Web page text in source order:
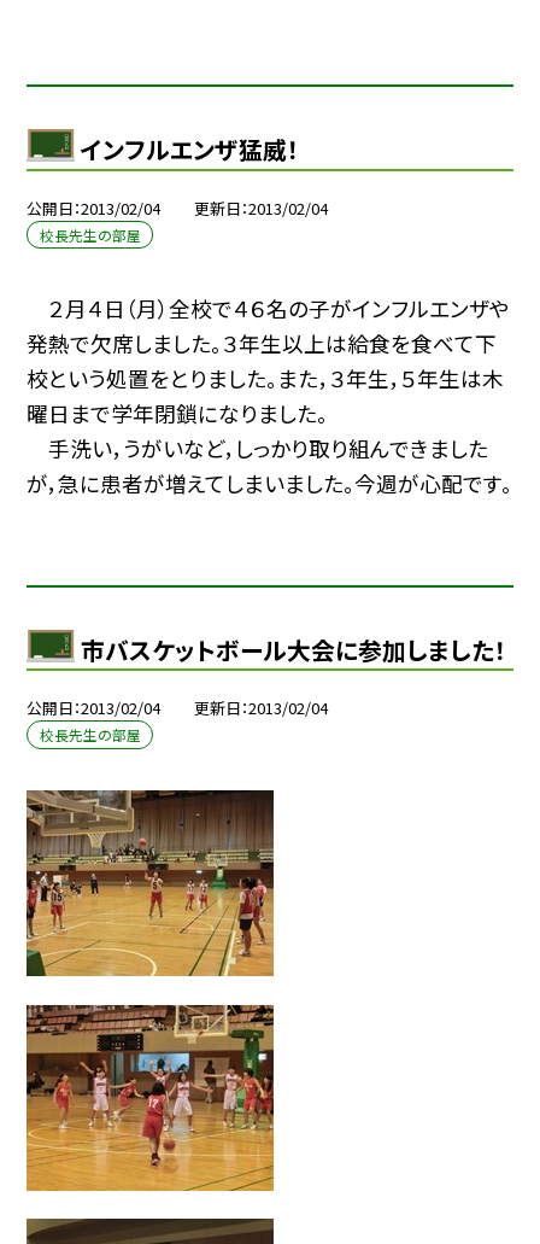
インフルエンザ猛威！
公開日 2013/02/04 更新日 2013/02/04
校長先生の部屋
２月４日（月）全校で４６名の子がインフルエンザや
発熱で欠席しました。３年生以上は給食を食べて下
校という処置をとりました。また，３年生，５年生は木
曜日まで学年閉鎖になりました。
手洗い，うがいなど，しっかり取り組んできました
が，急に患者が増えてしまいました。今週が心配です。
市バスケットボール大会に参加しました！
公開日 2013/02/04 更新日 2013/02/04
校長先生の部屋